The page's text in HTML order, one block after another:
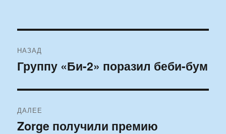
по
НАЗАД
Предыдущая
Группу «Би-2» поразил беби-бум
ДАЛЕЕ
Следующая
Zorge получили премию